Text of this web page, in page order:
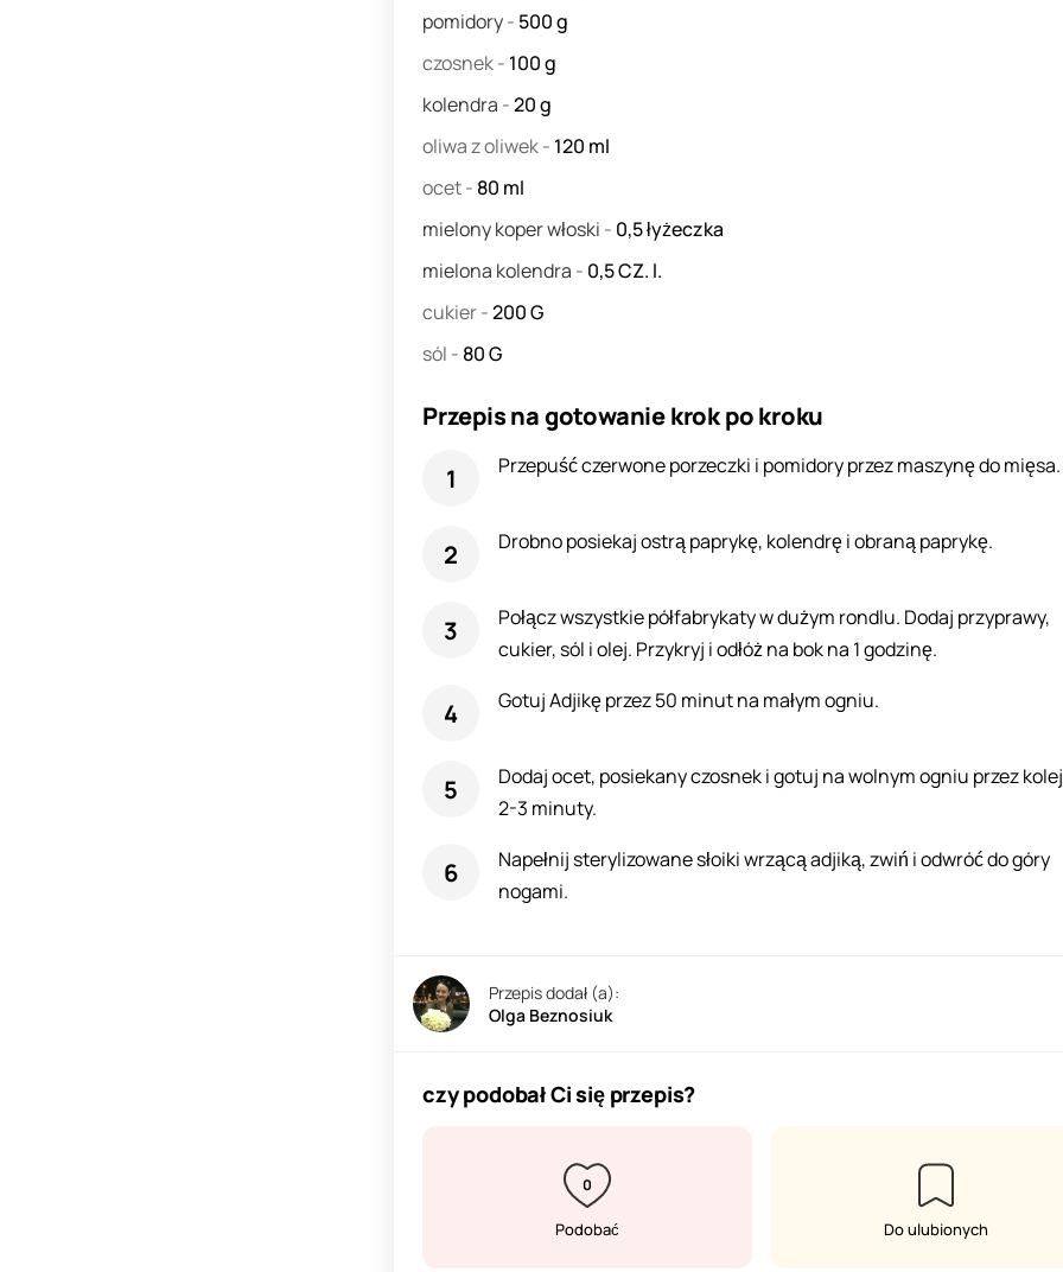
pomidory- 500g
czosnek- 100g
kolendra -20g
oliwa z oliwek- 120 ml
ocet- 80 ml
mielony koper włoski - 0,5łyżeczka
mielona kolendra - 0,5CZ. l.
cukier-200G
sól - 80G
Przepis na gotowanie krok po kroku
Przepuść czerwone porzeczki i pomidory przez maszynę do mięsa.
Drobno posiekaj ostrą paprykę, kolendrę i obraną paprykę.
Połącz wszystkie półfabrykaty w dużym rondlu. Dodaj przyprawy,
cukier, sól i olej. Przykryj i odłóż na bok na 1 godzinę.
Gotuj Adjikę przez 50 minut na małym ogniu.
Dodaj ocet, posiekany czosnek i gotuj na wolnym ogniu przez
2-3 minuty.
Napełnij sterylizowane słoiki wrzącą adjiką, zwiń i odwróć do góry
nogami.
Przepis dodał (a):
Olga Beznosiuk
czy podobał Ci się przepis?
0
Podobać Do ulubionych